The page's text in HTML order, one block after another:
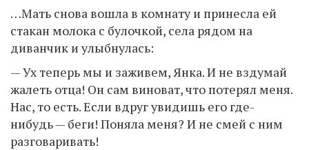
…Мать снова вошла в комнату и принесла ей
стакан молока с булочкой, села рядом на
диванчик и улыбнулась:
— Ух теперь мы и заживем, Янка. И не вздумай
жалеть отца! Он сам виноват, что потерял меня.
Нас, то есть. Если вдруг увидишь его где-
нибудь — беги! Поняла меня? И не смей с ним
разговаривать!